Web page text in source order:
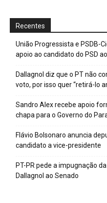
Recentes
União Progressista e PSDB-
apoio ao candidato do PSD
Dallagnol diz que o PT não
voto, por isso quer “retirá-lo
Sandro Alex recebe apoio
chapa para o Governo do
Flávio Bolsonaro anuncia
candidato a vice-presidente
PT-PR pede a impugnação
Dallagnol ao Senado